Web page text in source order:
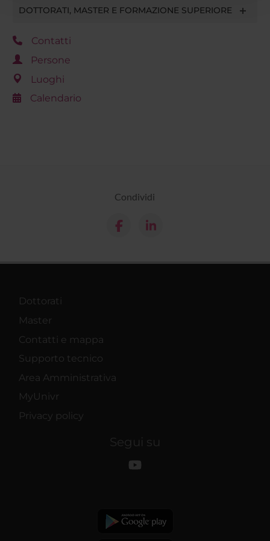
DOTTORATI, MASTER E FORMAZIONE SUPERIORE
Contatti
Persone
Luoghi
Calendario
Condividi
Dottorati
Master
Contatti e mappa
Supporto tecnico
Area Amministrativa
MyUnivr
Privacy policy
Segui su